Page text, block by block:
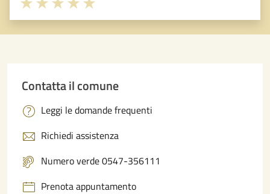
Valuta 5 stelle su 5
Valuta 4 stelle su 5
Valuta 3 stelle su 5
Valuta 2 stelle su 5
Valuta 1 stelle su 5
Contatta il comune
Leggi le domande frequenti
Richiedi assistenza
Numero verde 0547-356111
Prenota appuntamento